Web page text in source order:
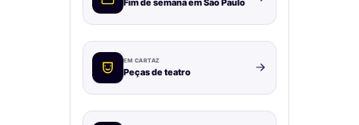
Fim de semana em São Paulo
EM CARTAZ
Peças de teatro